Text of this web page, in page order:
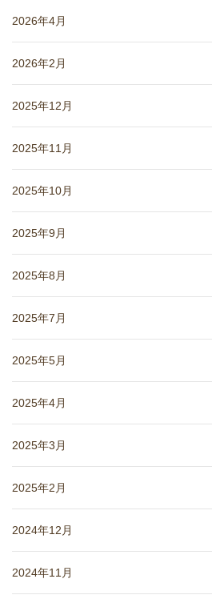
2026年4月
2026年2月
2025年12月
2025年11月
2025年10月
2025年9月
2025年8月
2025年7月
2025年5月
2025年4月
2025年3月
2025年2月
2024年12月
2024年11月